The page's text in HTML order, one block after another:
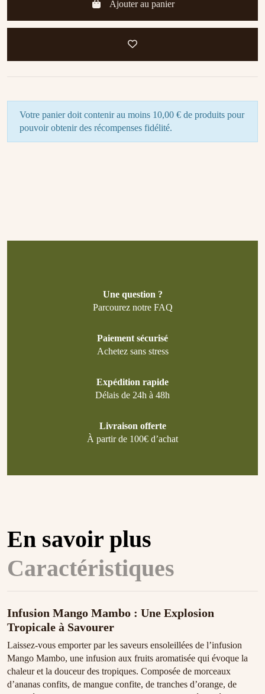
Ajouter au panier
Votre panier doit contenir au moins 10,00 € de produits pour
pouvoir obtenir des récompenses fidélité.
Une question ?
Parcourez notre FAQ
Paiement sécurisé
Achetez sans stress
Expédition rapide
Délais de 24h à 48h
Livraison offerte
À partir de 100€ d’achat
En savoir plus
Caractéristiques
Infusion Mango Mambo : Une Explosion
Tropicale à Savourer
Laissez-vous emporter par les saveurs ensoleillées de l’infusion
Mango Mambo, une infusion aux fruits aromatisée qui évoque la
chaleur et la douceur des tropiques. Composée de morceaux
d’ananas confits, de mangue confite, de tranches d’orange, de